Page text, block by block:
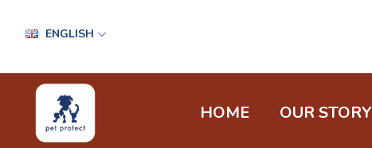
ENGLISH
HOME OUR STORY